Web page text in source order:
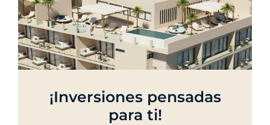
¡Inversiones pensadas
para ti!